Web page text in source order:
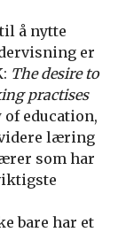
å nytte
er
The desire to
practises
of education,
læring
som har
bare har et